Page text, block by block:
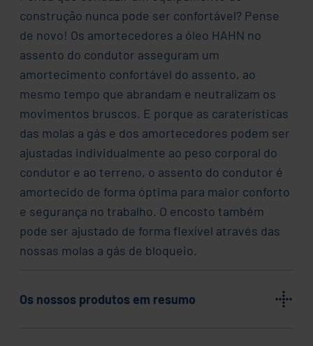
construção nunca pode ser confortável? Pense
de novo! Os amortecedores a óleo HAHN no
assento do condutor asseguram um
amortecimento confortável do assento, ao
mesmo tempo que abrandam e neutralizam os
movimentos bruscos. E porque as caraterísticas
das molas a gás e dos amortecedores podem ser
ajustadas individualmente ao peso corporal do
condutor e ao terreno, o assento do condutor é
amortecido de forma óptima para maior conforto
e segurança no trabalho. O encosto também
pode ser ajustado de forma flexível através das
nossas molas a gás de bloqueio.
Os nossos produtos em resumo